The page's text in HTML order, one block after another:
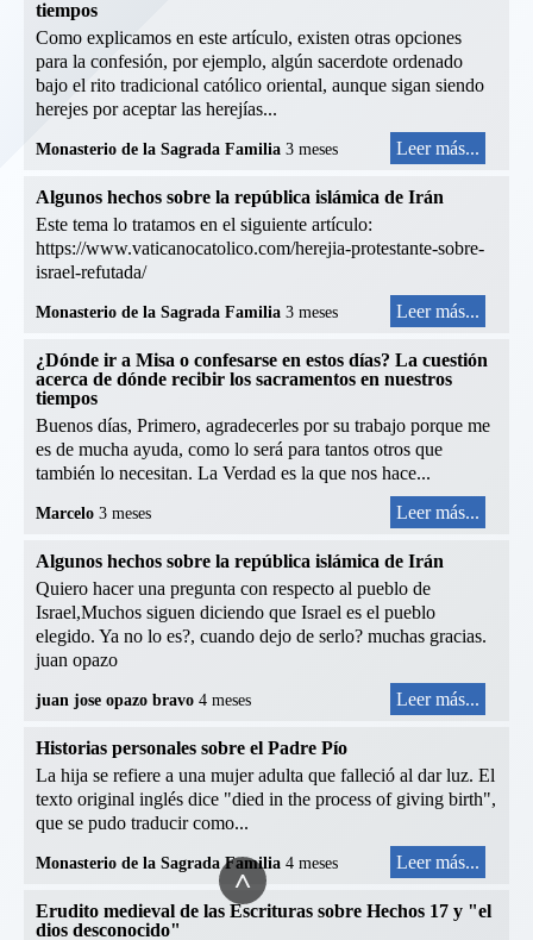
tiempos
Como explicamos en este artículo, existen otras opciones
para la confesión, por ejemplo, algún sacerdote ordenado
bajo el rito tradicional católico oriental, aunque sigan siendo
herejes por aceptar las herejías...
Monasterio de la Sagrada Familia 3 meses Leer más...
Algunos hechos sobre la república islámica de Irán
Este tema lo tratamos en el siguiente artículo:
https://www.vaticanocatolico.com/herejia-protestante-sobre-
israel-refutada/
Monasterio de la Sagrada Familia 3 meses Leer más...
¿Dónde ir a Misa o confesarse en estos días? La cuestión
acerca de dónde recibir los sacramentos en nuestros
tiempos
Buenos días, Primero, agradecerles por su trabajo porque me
es de mucha ayuda, como lo será para tantos otros que
también lo necesitan. La Verdad es la que nos hace...
Marcelo 3 meses Leer más...
Algunos hechos sobre la república islámica de Irán
Quiero hacer una pregunta con respecto al pueblo de
Israel,Muchos siguen diciendo que Israel es el pueblo
elegido. Ya no lo es?, cuando dejo de serlo? muchas gracias.
juan opazo
juan jose opazo bravo 4 meses Leer más...
Historias personales sobre el Padre Pío
La hija se refiere a una mujer adulta que falleció al dar luz. El
texto original inglés dice "died in the process of giving birth",
que se pudo traducir como...
Monasterio de la Sagrada Familia 4 meses Leer más...
Erudito medieval de las Escrituras sobre Hechos 17 y "el
dios desconocido"
^